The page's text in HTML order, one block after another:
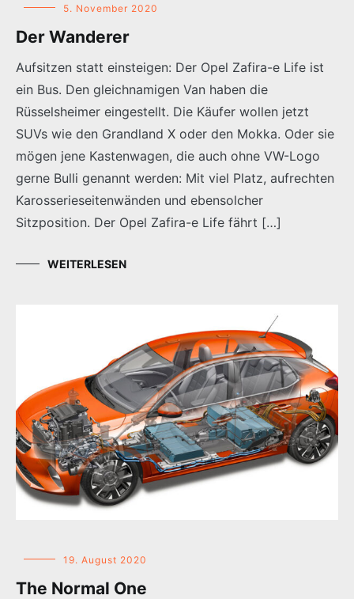
5. November 2020
Der Wanderer
Aufsitzen statt einsteigen: Der Opel Zafira-e Life ist
ein Bus. Den gleichnamigen Van haben die
Rüsselsheimer eingestellt. Die Käufer wollen jetzt
SUVs wie den Grandland X oder den Mokka. Oder sie
mögen jene Kastenwagen, die auch ohne VW-Logo
gerne Bulli genannt werden: Mit viel Platz, aufrechten
Karosserieseitenwänden und ebensolcher
Sitzposition. Der Opel Zafira-e Life fährt […]
WEITERLESEN
19. August 2020
The Normal One